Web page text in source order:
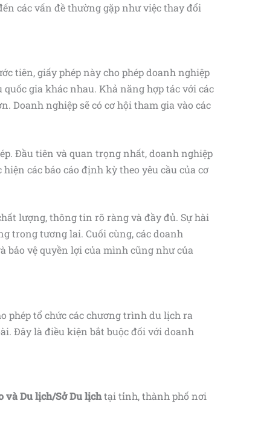
các vấn đề thường gặp như việc thay đổi
tiên, giấy phép này cho phép doanh nghiệp
gia khác nhau. Khả năng hợp tác với các
Doanh nghiệp sẽ có cơ hội tham gia vào các
Đầu tiên và quan trọng nhất, doanh nghiệp
các báo cáo định kỳ theo yêu cầu của cơ
lượng, thông tin rõ ràng và đầy đủ. Sự hài
trong tương lai. Cuối cùng, các doanh
bảo vệ quyền lợi của mình cũng như của
phép tổ chức các chương trình du lịch ra
Đây là điều kiện bắt buộc đối với doanh
và Du lịch/Sở Du lịchtại tỉnh, thành phố nơi